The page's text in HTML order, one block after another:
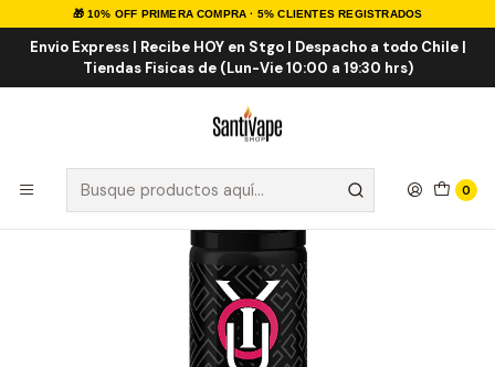
🎁 10% OFF PRIMERA COMPRA · 5% CLIENTES REGISTRADOS
Envio Express | Recibe HOY en Stgo | Despacho a todo Chile |
Tiendas Fisicas de (Lun-Vie 10:00 a 19:30 hrs)
0
Inicio E-LIQUID Frutal ICE You 24 120ml